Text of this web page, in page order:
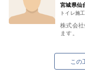
宮城県仙
トイレ施
株式会
ます。
この